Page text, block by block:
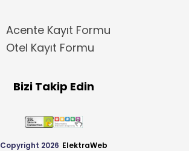
Acente Kayıt Formu
Otel Kayıt Formu
Bizi Takip Edin
Copyright 2026 ElektraWeb